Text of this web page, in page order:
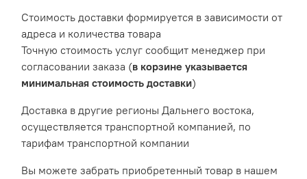
Cтоимость доставки формируется в зависимости от
адреса и количества товара
Точную стоимость услуг сообщит менеджер при
согласовании заказа (в корзине указывается
минимальная стоимость доставки)
Доставка в другие регионы Дальнего востока,
осуществляется транспортной компанией, по
тарифам транспортной компании
Вы можете забрать приобретенный товар в нашем